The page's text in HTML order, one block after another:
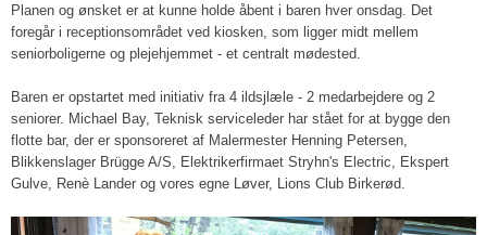
Planen og ønsket er at kunne holde åbent i baren hver onsdag. Det
foregår i receptionsområdet ved kiosken, som ligger midt mellem
seniorboligerne og plejehjemmet - et centralt mødested.
Baren er opstartet med initiativ fra 4 ildsjlæle - 2 medarbejdere og 2
seniorer. Michael Bay, Teknisk serviceleder har stået for at bygge den
flotte bar, der er sponsoreret af Malermester Henning Petersen,
Blikkenslager Brügge A/S, Elektrikerfirmaet Stryhn's Electric, Ekspert
Gulve, Renè Lander og vores egne Løver, Lions Club Birkerød.